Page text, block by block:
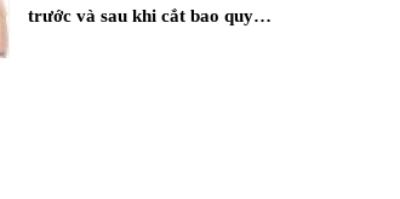
trước và sau khi cắt bao quy